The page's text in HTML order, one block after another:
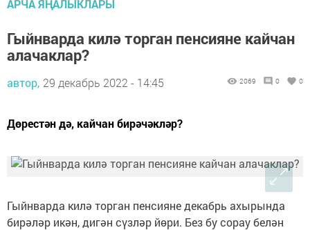
АРЧА ЯҢАЛЫКЛАРЫ
Гыйнварда килә торган пенсияне кайчан
алачаклар?
автор, 29 декабрь 2022 - 14:45 2069 0 0
Дөрестән дә, кайчан бирәчәкләр?
Гыйнварда килә торган пенсияне декабрь ахырында
бирәләр икән, дигән сүзләр йөри. Без бу сорау белән